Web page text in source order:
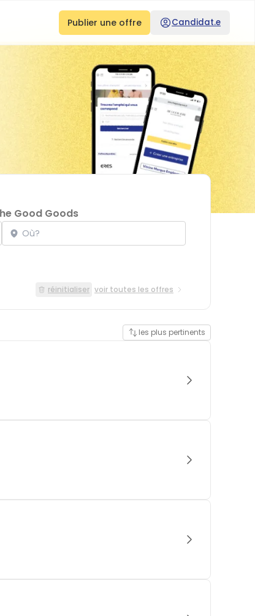
Publier une offre Candidat.e
Good Goods
Localisation
réinitialiser voir toutes les offres
les plus pertinents